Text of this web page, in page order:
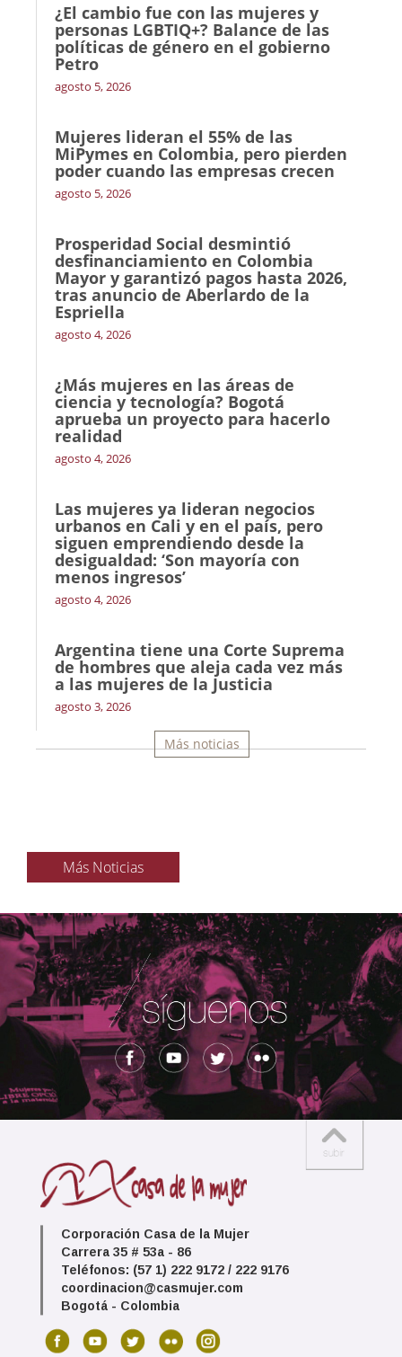
¿El cambio fue con las mujeres y
personas LGBTIQ+? Balance de las
políticas de género en el gobierno
Petro
agosto 5, 2026
Mujeres lideran el 55% de las
MiPymes en Colombia, pero pierden
poder cuando las empresas crecen
agosto 5, 2026
Prosperidad Social desmintió
desfinanciamiento en Colombia
Mayor y garantizó pagos hasta 2026,
tras anuncio de Aberlardo de la
Espriella
agosto 4, 2026
¿Más mujeres en las áreas de
ciencia y tecnología? Bogotá
aprueba un proyecto para hacerlo
realidad
agosto 4, 2026
Las mujeres ya lideran negocios
urbanos en Cali y en el país, pero
siguen emprendiendo desde la
desigualdad: ‘Son mayoría con
menos ingresos’
agosto 4, 2026
Argentina tiene una Corte Suprema
de hombres que aleja cada vez más
a las mujeres de la Justicia
agosto 3, 2026
Más noticias
Más Noticias
Corporación Casa de la Mujer
Carrera 35 # 53a - 86
Teléfonos: (57 1) 222 9172 / 222 9176
coordinacion@casmujer.com
Bogotá - Colombia